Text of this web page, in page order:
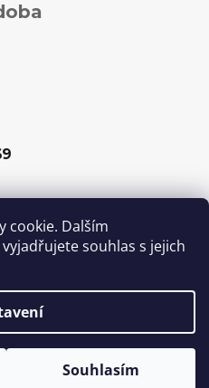
cookie. Dalším
souhlas s jejich
SouhlasímVytvořil Shoptet
práva